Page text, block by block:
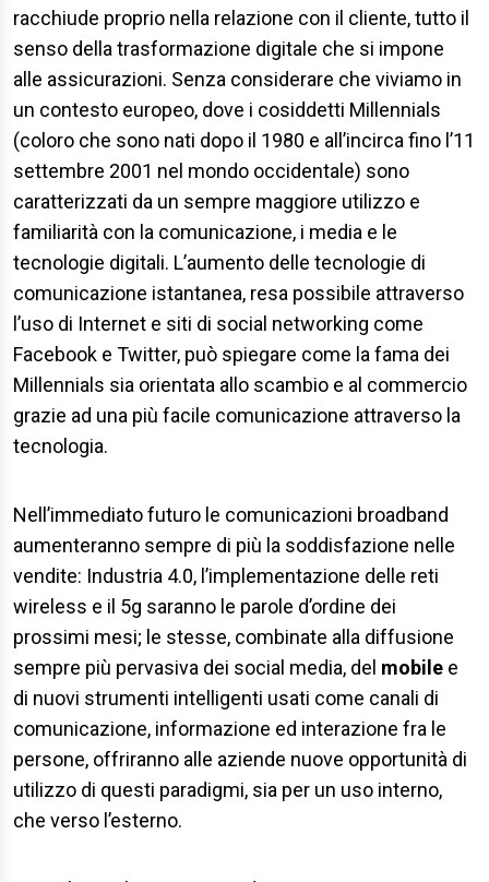
racchiude proprio nella relazione con il cliente, tutto il
senso della trasformazione digitale che si impone
alle assicurazioni. Senza considerare che viviamo in
un contesto europeo, dove i cosiddetti Millennials
(coloro che sono nati dopo il 1980 e all’incirca fino l’11
settembre 2001 nel mondo occidentale) sono
caratterizzati da un sempre maggiore utilizzo e
familiarità con la comunicazione, i media e le
tecnologie digitali. L’aumento delle tecnologie di
comunicazione istantanea, resa possibile attraverso
l’uso di Internet e siti di social networking come
Facebook e Twitter, può spiegare come la fama dei
Millennials sia orientata allo scambio e al commercio
grazie ad una più facile comunicazione attraverso la
tecnologia.
Nell’immediato futuro le comunicazioni broadband
aumenteranno sempre di più la soddisfazione nelle
vendite: Industria 4.0, l’implementazione delle reti
wireless e il 5g saranno le parole d’ordine dei
prossimi mesi; le stesse, combinate alla diffusione
sempre più pervasiva dei social media, del mobile e
di nuovi strumenti intelligenti usati come canali di
comunicazione, informazione ed interazione fra le
persone, offriranno alle aziende nuove opportunità di
utilizzo di questi paradigmi, sia per un uso interno,
che verso l’esterno.